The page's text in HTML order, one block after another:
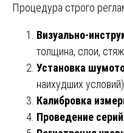
Процедура строго
Визуально-
толщина, слои,
Установка
наихудших условий).
Калибровка
Проведение